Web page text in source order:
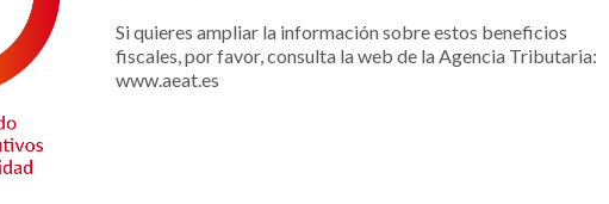
Si quieres ampliar la información sobre estos beneficios
fiscales, por favor, consulta la web de la Agencia Tributaria:
www.aeat.es